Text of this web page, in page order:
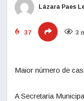
Lázara Paes
37 3
Maior número de
A Secretaria